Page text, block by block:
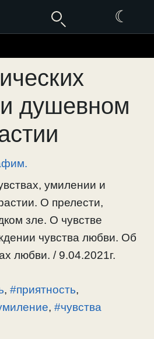
☾
и душевном
умилении и
О прелести,
зле. О чувстве
чувства любви. Об
любви. / 9.04.2021г.
, #приятность,
, #чувства